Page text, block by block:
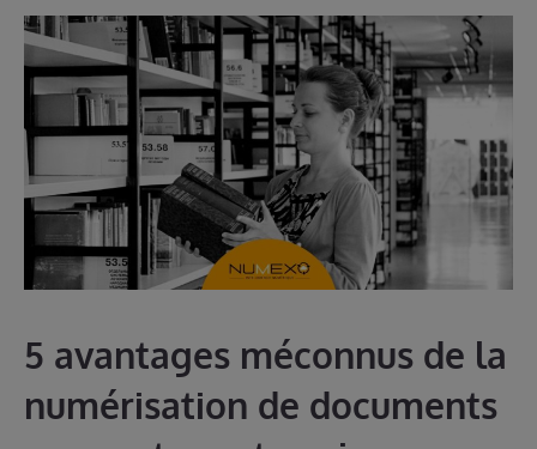
5 avantages méconnus de la
numérisation de documents